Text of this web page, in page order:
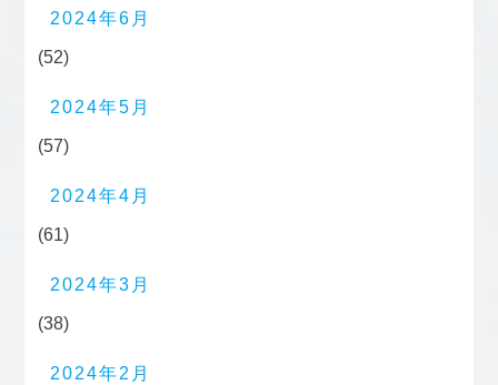
2024年6月
(52)
2024年5月
(57)
2024年4月
(61)
2024年3月
(38)
2024年2月